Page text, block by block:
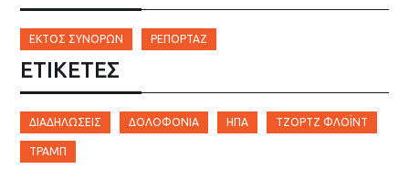
ΕΚΤΌΣ ΣΥΝΌΡΩΝ ΡΕΠΟΡΤΆΖ
ΕΤΙΚΈΤΕΣ
ΔΙΑΔΗΛΏΣΕΙΣ ΔΟΛΟΦΟΝΊΑ ΗΠΑ ΤΖΌΡΤΖ ΦΛΌΙΝΤ
ΤΡΑΜΠ